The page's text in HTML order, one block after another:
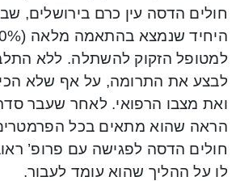
חולים הדסה עין כרם בירושלים,
למטופל הזקוק להשתלה. ללא
לבצע את התרומה, על אף שלא
ואת מצבו הרפואי. לאחר שעבר
הראה שהוא מתאים בכל
חולים הדסה לפגישה עם פרופ’
לו על ההליך שהוא עומד לעבור.